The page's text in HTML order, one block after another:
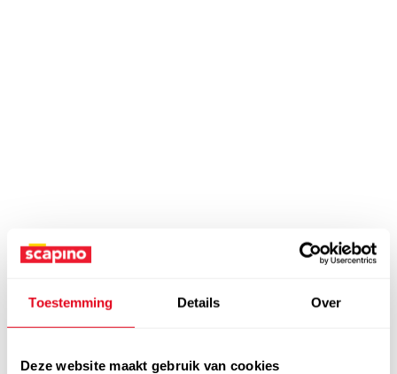
Toestemming Details Over
Deze website maakt gebruik van cookies